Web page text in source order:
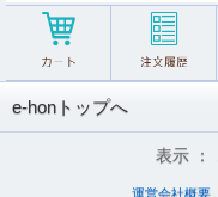
e-honトップへ
表示 ：
運営会社概要